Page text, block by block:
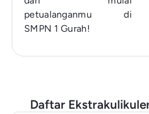
petualanganmu di
SMPN 1 Gurah!
Daftar